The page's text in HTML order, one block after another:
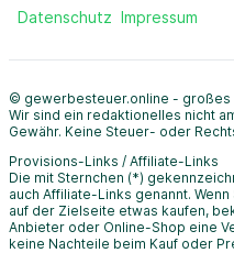
Datenschutz Impressum
© gewerbesteuer.online - großes
Wir sind ein redaktionelles nicht
Gewähr. Keine Steuer- oder
Provisions-Links / Affiliate-Links
Die mit Sternchen (*)
auch Affiliate-Links genannt.
auf der Zielseite etwas kaufen,
Anbieter oder Online-Shop eine
keine Nachteile beim Kauf oder